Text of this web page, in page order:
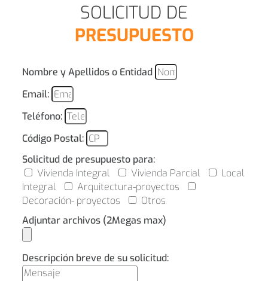
SOLICITUD DE
PRESUPUESTO
Nombre y Apellidos o Entidad
Email:
Teléfono:
Código Postal:
Solicitud de presupuesto para:
Vivienda Integral
Vivienda Parcial
Local
Integral
Arquitectura-proyectos
Decoración- proyectos
Otros
Adjuntar archivos (2Megas max)
Descripción breve de su solicitud: